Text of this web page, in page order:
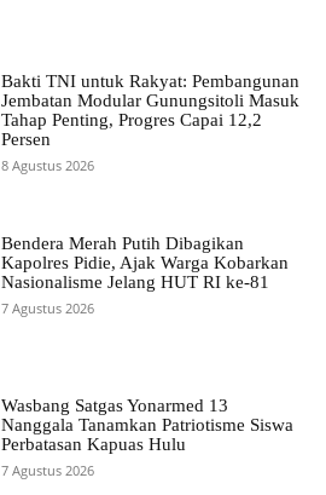
Bakti TNI untuk Rakyat: Pembangunan
Jembatan Modular Gunungsitoli Masuk
Tahap Penting, Progres Capai 12,2
Persen
8 Agustus 2026
Bendera Merah Putih Dibagikan
Kapolres Pidie, Ajak Warga Kobarkan
Nasionalisme Jelang HUT RI ke-81
7 Agustus 2026
Wasbang Satgas Yonarmed 13
Nanggala Tanamkan Patriotisme Siswa
Perbatasan Kapuas Hulu
7 Agustus 2026